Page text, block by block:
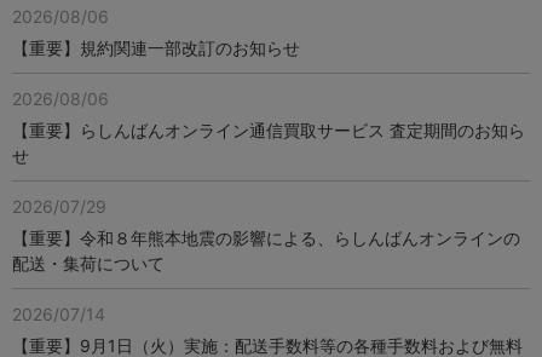
2026/08/06
【重要】規約関連一部改訂のお知らせ
2026/08/06
【重要】らしんばんオンライン通信買取サービス 査定期間のお知ら
せ
2026/07/29
【重要】令和８年熊本地震の影響による、らしんばんオンラインの
配送・集荷について
2026/07/14
【重要】9月1日（火）実施：配送手数料等の各種手数料および無料